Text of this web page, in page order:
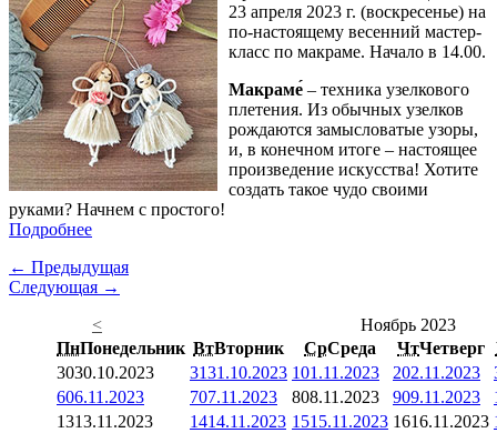
23 апреля 2023 г. (воскресенье) на
по-настоящему весенний мастер-
класс по макраме. Начало в 14.00.
Макраме́ – техника узелкового
плетения. Из обычных узелков
рождаются замысловатые узоры,
и, в конечном итоге – настоящее
произведение искусства! Хотите
создать такое чудо своими
руками? Начнем с простого!
Подробнее
← Предыдущая
Следующая →
<
Ноябрь 2023
ПнПонедельник ВтВторник СрСреда ЧтЧетверг
3030.10.2023 3131.10.2023 101.11.2023 202.11.2023
606.11.2023 707.11.2023 808.11.2023 909.11.2023
1313.11.2023 1414.11.2023 1515.11.2023 1616.11.2023